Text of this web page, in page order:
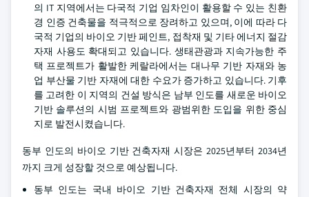
의 IT 지역에서는 다국적 기업 임차인이 활용할 수 있는 친환
경 인증 건축물을 적극적으로 장려하고 있으며, 이에 따라 다
국적 기업의 바이오 기반 페인트, 접착재 및 기타 에너지 절감
자재 사용도 확대되고 있습니다. 생태관광과 지속가능한 주
택 프로젝트가 활발한 케랄라에서는 대나무 기반 자재와 농
업 부산물 기반 자재에 대한 수요가 증가하고 있습니다. 기후
를 고려한 이 지역의 건설 방식은 남부 인도를 새로운 바이오
기반 솔루션의 시범 프로젝트와 광범위한 도입을 위한 중심
지로 발전시켰습니다.
동부 인도의 바이오 기반 건축자재 시장은 2025년부터 2034년
까지 크게 성장할 것으로 예상됩니다.
동부 인도는 국내 바이오 기반 건축자재 전체 시장의 약